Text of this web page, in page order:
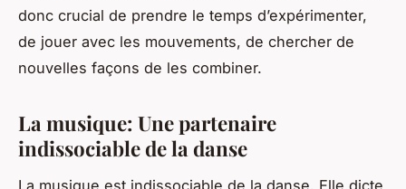
donc crucial de prendre le temps d’expérimenter,
de jouer avec les mouvements, de chercher de
nouvelles façons de les combiner.
La musique: Une partenaire
indissociable de la danse